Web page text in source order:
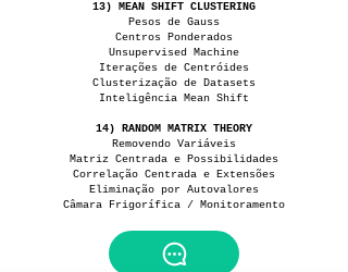
13) MEAN SHIFT CLUSTERING
Pesos de Gauss
Centros Ponderados
Unsupervised Machine
Iterações de Centróides
Clusterização de Datasets
Inteligência Mean Shift
14) RANDOM MATRIX THEORY
Removendo Variáveis
Matriz Centrada e Possibilidades
Correlação Centrada e Extensões
Eliminação por Autovalores
Câmara Frigorífica / Monitoramento